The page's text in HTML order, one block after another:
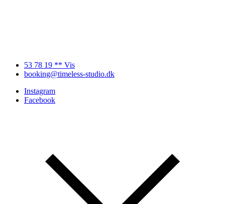
53 78 19 ** Vis
booking@timeless-studio.dk
Instagram
Facebook